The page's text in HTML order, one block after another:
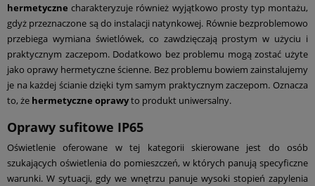
hermetyczne charakteryzuje również wyjątkowo prosty typ montażu,
gdyż przeznaczone są do instalacji natynkowej. Równie bezproblemowo
przebiega wymiana świetlówek, co zawdzięczają prostym w użyciu i
praktycznym zaczepom. Dodatkowo bez problemu mogą zostać użyte
jako oprawy hermetyczne ścienne. Bez problemu bowiem zainstalujemy
je na każdej ścianie dzięki tym samym praktycznym zaczepom. Oznacza
to, że hermetyczne oprawyto produkt uniwersalny.
Oprawy sufitowe IP65
Oświetlenie oferowane w tej kategorii skierowane jest do osób
szukających oświetlenia do pomieszczeń, w których panują specyficzne
warunki. W sytuacji, gdy we wnętrzu panuje wysoki stopień zapylenia